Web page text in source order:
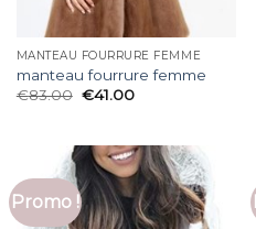
MANTEAU FOURRURE FEMME
manteau fourrure femme
€83.00 €41.00
Promo !